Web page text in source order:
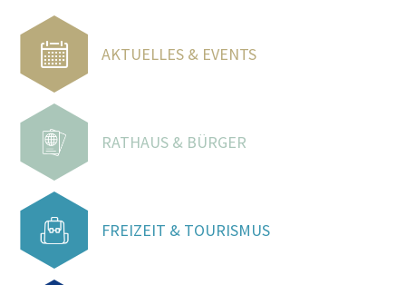
AKTUELLES & EVENTS
RATHAUS & BÜRGER
FREIZEIT & TOURISMUS